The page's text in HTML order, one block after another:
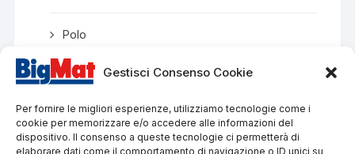
Gestisci Consenso Cookie
Per fornire le migliori esperienze, utilizziamo tecnologie come i
cookie per memorizzare e/o accedere alle informazioni del
dispositivo. Il consenso a queste tecnologie ci permetterà di
elaborare dati come il comportamento di navigazione o ID unici su
Polo
Scarpe da trekking
T-Shirt